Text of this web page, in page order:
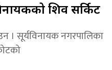
शिव सर्किट
। सूर्यविनायक नगरपालिका